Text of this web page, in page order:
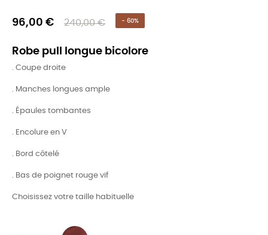
96,00 € 240,00 € - 60%
Robe pull longue bicolore
. Coupe droite
. Manches longues ample
. Épaules tombantes
. Encolure en V
. Bord côtelé
. Bas de poignet rouge vif
Choisissez votre taille habituelle